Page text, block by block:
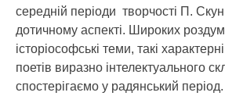
середній періоди творчості П.
дотичному аспекті. Широких
історіософські теми, такі
поетів виразно інтелектуального
спостерігаємо у радянський